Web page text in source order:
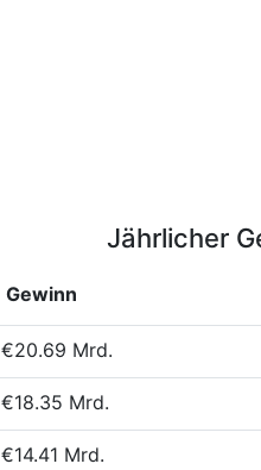
Jährlicher
Gewinn
€20.69 Mrd.
€18.35 Mrd.
€14.41 Mrd.